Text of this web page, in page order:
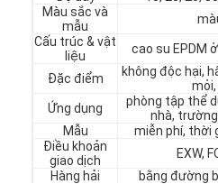
Màu sắc và
mẫu
Cấu trúc & vật
liệu
cao su EPDM
Đặc điểm
không độc hại,
Ứng dụng
phòng tập thể
nhà,
Mẫu
miễn phí, thời
Điều khoản
giao dịch
EXW,
Hàng hải
bằng đường